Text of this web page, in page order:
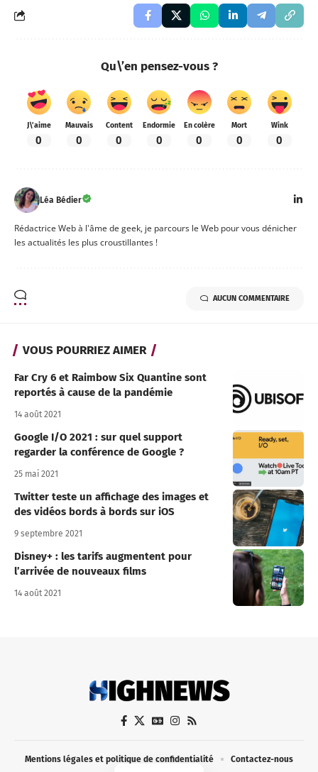
Qu\’en pensez-vous ?
J\'aime
0
Mauvais
0
Content
0
Endormie
0
En colère
0
Mort
0
Wink
0
Léa Bédier
Rédactrice Web à l'âme de geek, je parcours le Web pour vous dénicher
les actualités les plus croustillantes !
AUCUN COMMENTAIRE
VOUS POURRIEZ AIMER
Far Cry 6 et Raimbow Six Quantine sont
reportés à cause de la pandémie
14 août 2021
Google I/O 2021 : sur quel support
regarder la conférence de Google ?
25 mai 2021
Twitter teste un affichage des images et
des vidéos bords à bords sur iOS
9 septembre 2021
Disney+ : les tarifs augmentent pour
l’arrivée de nouveaux films
14 août 2021
Mentions légales et politique de confidentialité Contactez-nous